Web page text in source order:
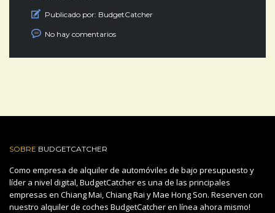
Publicado por: BudgetCatcher
No hay comentarios
SOBRE BUDGETCATCHER
Como empresa de alquiler de automóviles de bajo presupuesto y
líder a nivel digital, BudgetCatcher es una de las principales
empresas en Chiang Mai, Chiang Rai y Mae Hong Son. Reserven con
nuestro alquiler de coches BudgetCatcher en línea ahora mismo!